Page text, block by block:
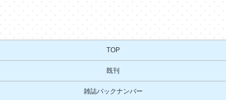
TOP
既刊
雑誌バックナンバー